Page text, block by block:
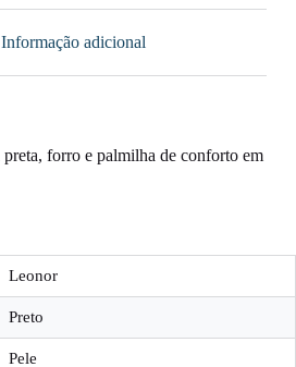
Informação adicional
preta, forro e palmilha de conforto em
Leonor
Preto
Pele